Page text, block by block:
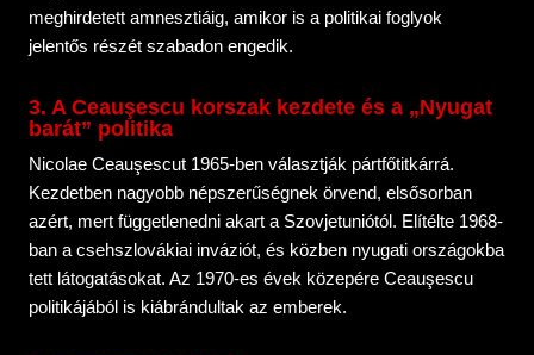
meghirdetett amnesztiáig, amikor is a politikai foglyok
jelentős részét szabadon engedik.
3. A Ceauşescu korszak kezdete és a „Nyugat
barát” politika
Nicolae Ceauşescut 1965-ben választják pártfőtitkárrá.
Kezdetben nagyobb népszerűségnek örvend, elsősorban
azért, mert függetlenedni akart a Szovjetuniótól. Elítélte 1968-
ban a csehszlovákiai inváziót, és közben nyugati országokba
tett látogatásokat. Az 1970-es évek közepére Ceauşescu
politikájából is kiábrándultak az emberek.